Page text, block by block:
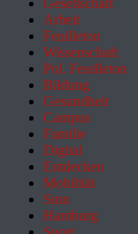
Gesellschaft
Arbeit
Feuilleton
Wissenschaft
Pol. Feuilleton
Bildung
Gesundheit
Campus
Familie
Digital
Entdecken
Mobilität
Sinn
Hamburg